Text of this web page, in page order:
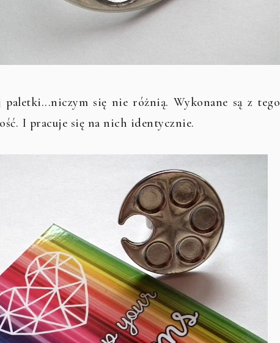
paletki...niczym się nie różnią. Wykonane są z tego
I pracuje się na nich identycznie.